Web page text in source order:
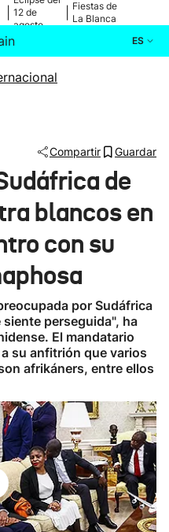
12 de
agosto
Fiestas de
La Blanca
ES
Compartir Guardar
de
blancos en
con su
por Sudáfrica
perseguida", ha
El mandatario
su anfitrión que varios
afrikáners, entre ellos